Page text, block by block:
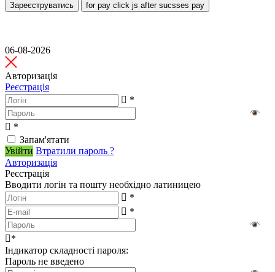
Зареєструватись
for pay click js after sucsses pay
06-08-2026
Авторизація
Реєстрація
*
*
Запам'ятати
Увійти Втратили пароль ?
Авторизація
Реєстрація
Вводити логін та пошту необхідно латиницею
*
*
*
Індикатор складності пароля:
Пароль не введено